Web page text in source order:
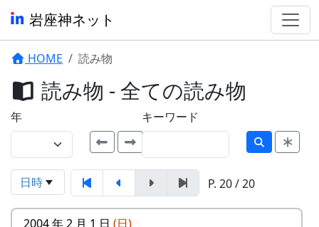
岩座神ネット
HOME 読み物
読み物 - 全ての読み物
年 キーワード
日時 P. 20 / 20
2004 年 2 月 1 日 (日)